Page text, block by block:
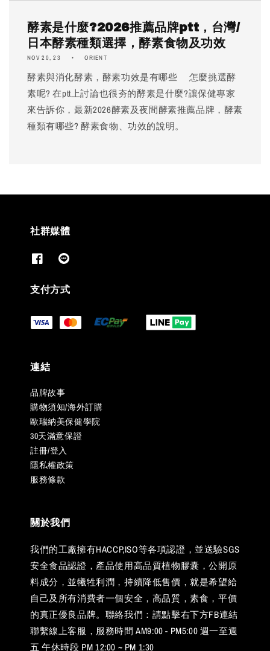
酵素是什麼?2026推薦品牌ptt，台灣/
日本酵素種類選擇，酵素食物及功效
NOV 20, 23 ORIENT
酵素與消化酵素，酵素功效是有哪些 怎麼挑選酵
素呢? 在ptt上討論也很夯的酵素是什麼?讓保健專家
來告訴你，最新2026酵素及夜間酵素推薦品牌，酵素
種類有哪些? 酵素食物、功效的說明。
社群媒體
支付方式
連結
品牌故事
購物須知/海外訂購
歐瑞納美保健學院
30天滿意保證
註冊/登入
隱私權政策
服務條款
關於我們
我們的工廠擁有HACCP,ISO等各項認證，並送驗SGS
安全食品認證，產品使用高品質植物膠囊，公開原
料成分，並犧牲利潤，持續降低售價，就是希望給
自己及所有消費者一個安全，高品質，素食，平價
的真正優良品牌。聯絡我們：請點擊右下方FB連結
聯繫線上客服，服務時間 AM9:00 - PM5:00 週一至週
五 午休時段 PM 12:00 ~ PM 1:30